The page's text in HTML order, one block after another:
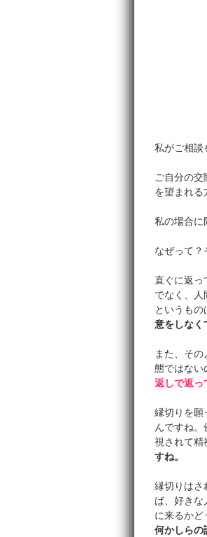
私がご相談
ご自分の
を望まれる
私の場合に
なぜって？
直ぐに返っ
でなく、人
というもの
意をしなく
また、そ
態ではない
返しで返っ
縁切りを願
んですね
視されて精
すね。
縁切りはさ
ば、好きな
に来るかど
何かしらの